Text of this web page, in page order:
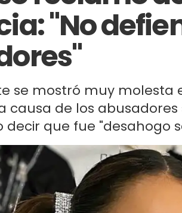
"No
se mostró muy molesta
causa de los
decir que fue "desahogo